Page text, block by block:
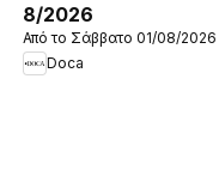
8/2026
Από το Σάββατο 01/08/2026
Doca